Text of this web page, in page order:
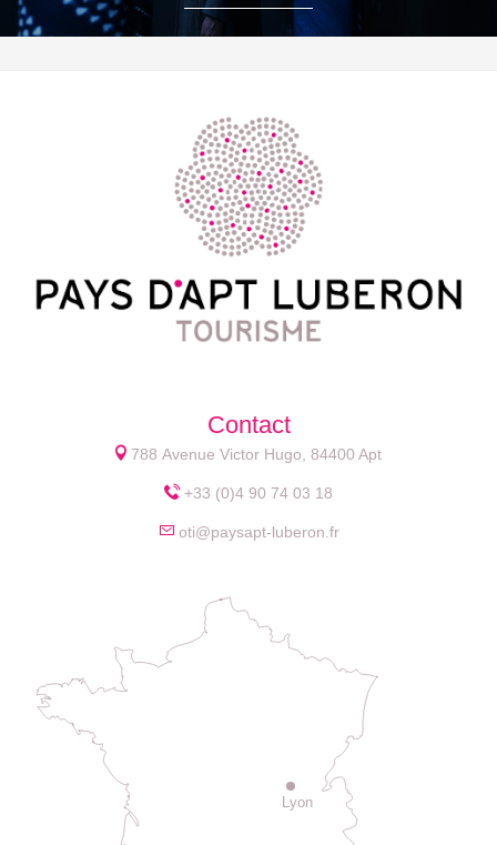
Contact
788 Avenue Victor Hugo, 84400 Apt
+33 (0)4 90 74 03 18
oti@paysapt-luberon.fr
Lyon